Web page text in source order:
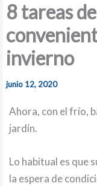
8 tareas
invierno
junio 12, 2020
Ahora, con el frío,
jardín.
Lo habitual es que
la espera de